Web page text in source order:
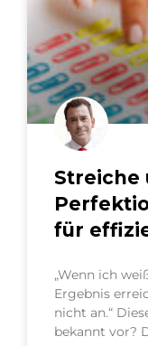
Streiche
für
„Wenn ich
Ergebnis
nicht an.“
bekannt vor?